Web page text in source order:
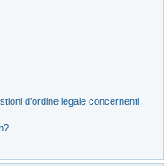
d’ordine legale concernenti